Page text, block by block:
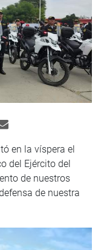
en la víspera el
del Ejército del
de nuestros
de nuestra